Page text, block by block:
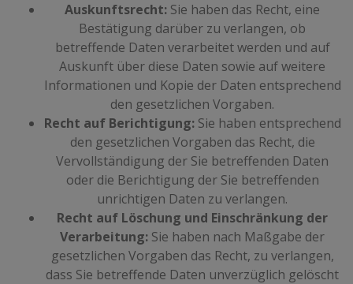
Auskunftsrecht: Sie haben das Recht, eine
Bestätigung darüber zu verlangen, ob
betreffende Daten verarbeitet werden und auf
Auskunft über diese Daten sowie auf weitere
Informationen und Kopie der Daten entsprechend
den gesetzlichen Vorgaben.
Recht auf Berichtigung:Sie haben entsprechend
den gesetzlichen Vorgaben das Recht, die
Vervollständigung der Sie betreffenden Daten
oder die Berichtigung der Sie betreffenden
unrichtigen Daten zu verlangen.
Recht auf Löschung und Einschränkung der
Verarbeitung: Sie haben nach Maßgabe der
gesetzlichen Vorgaben das Recht, zu verlangen,
dass Sie betreffende Daten unverzüglich gelöscht